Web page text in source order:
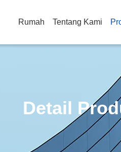
Rumah Tentang Kami
Detail